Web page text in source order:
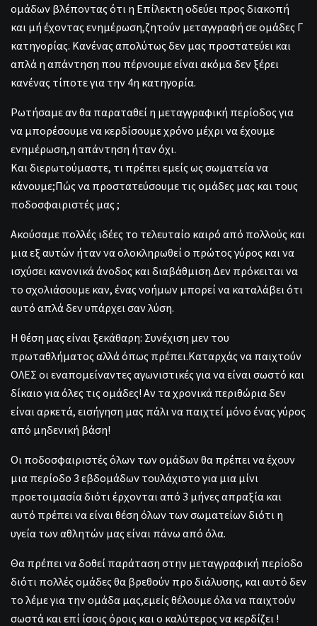
ομάδων βλέποντας ότι η Επίλεκτη οδεύει προς διακοπή
και μή έχοντας ενημέρωση,ζητούν μεταγγραφή σε ομάδες Γ
κατηγορίας. Κανένας απολύτως δεν μας προστατεύει και
απλά η απάντηση που πέρνουμε είναι ακόμα δεν ξέρει
κανένας τίποτε για την 4η κατηγορία.
Ρωτήσαμε αν θα παραταθεί η μεταγγραφική περίοδος για
να μπορέσουμε να κερδίσουμε χρόνο μέχρι να έχουμε
ενημέρωση,η απάντηση ήταν όχι.
Και διερωτούμαστε, τι πρέπει εμείς ως σωματεία να
κάνουμε;Πώς να προστατεύσουμε τις ομάδες μας και τους
ποδοσφαιριστές μας ;
Ακούσαμε πολλές ιδέες το τελευταίο καιρό από πολλούς και
μια εξ αυτών ήταν να ολοκληρωθεί ο πρώτος γύρος και να
ισχύσει κανονικά άνοδος και διαβάθμιση.Δεν πρόκειται να
το σχολιάσουμε καν, ένας νοήμων μπορεί να καταλάβει ότι
αυτό απλά δεν υπάρχει σαν λύση.
Η θέση μας είναι ξεκάθαρη: Συνέχιση μεν του
πρωταθλήματος αλλά όπως πρέπει.Καταρχάς να παιχτούν
ΟΛΕΣ οι εναπομείναντες αγωνιστικές για να είναι σωστό και
δίκαιο για όλες τις ομάδες! Αν τα χρονικά περιθώρια δεν
είναι αρκετά, εισήγηση μας πάλι να παιχτεί μόνο ένας γύρος
από μηδενική βάση!
Οι ποδοσφαιριστές όλων των ομάδων θα πρέπει να έχουν
μια περίοδο 3 εβδομάδων τουλάχιστο για μια μίνι
προετοιμασία διότι έρχονται από 3 μήνες απραξία και
αυτό πρέπει να είναι θέση όλων των σωματείων διότι η
υγεία των αθλητών μας είναι πάνω από όλα.
Θα πρέπει να δοθεί παράταση στην μεταγγραφική περίοδο
διότι πολλές ομάδες θα βρεθούν προ διάλυσης, και αυτό δεν
το λέμε για την ομάδα μας,εμείς θέλουμε όλα να παιχτούν
σωστά και επί ίσοις όροις και ο καλύτερος να κερδίζει !